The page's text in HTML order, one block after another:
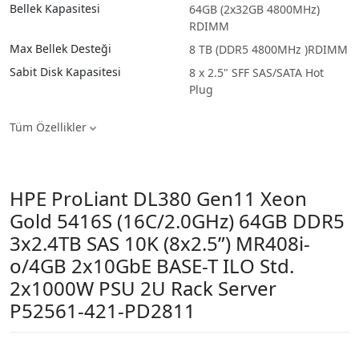
Bellek Kapasitesi
64GB (2x32GB 4800MHz)
RDIMM
Max Bellek Desteği
8 TB (DDR5 4800MHz )RDIMM
Sabit Disk Kapasitesi
8 x 2.5" SFF SAS/SATA Hot
Plug
Tüm Özellikler
HPE ProLiant DL380 Gen11 Xeon
Gold 5416S (16C/2.0GHz) 64GB DDR5
3x2.4TB SAS 10K (8x2.5”) MR408i-
o/4GB 2x10GbE BASE-T ILO Std.
2x1000W PSU 2U Rack Server
P52561-421-PD2811